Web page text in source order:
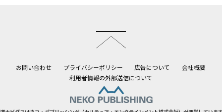
お問い合わせ プライバシーポリシー 広告について
会社概要
利用者情報の外部送信について